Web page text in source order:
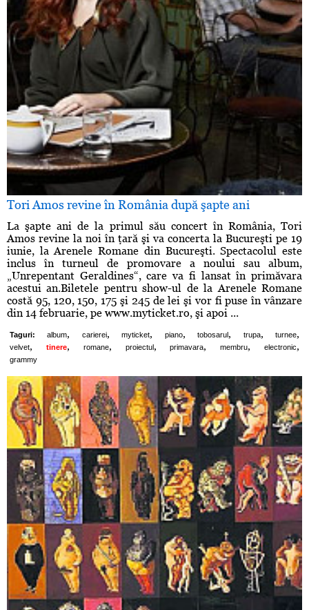
Tori Amos revine în România după şapte ani
La şapte ani de la primul său concert în România, Tori
Amos revine la noi în ţară şi va concerta la Bucureşti pe 19
iunie, la Arenele Romane din Bucureşti. Spectacolul este
inclus în turneul de promovare a noului sau album,
„Unrepentant Geraldines“, care va fi lansat în primăvara
acestui an.Biletele pentru show-ul de la Arenele Romane
costă 95, 120, 150, 175 şi 245 de lei şi vor fi puse în vânzare
din 14 februarie, pe www.myticket.ro, şi apoi ...
Taguri: album, carierei, myticket, piano, tobosarul, trupa, turnee,
velvet, tinere, romane, proiectul, primavara, membru, electronic,
grammy